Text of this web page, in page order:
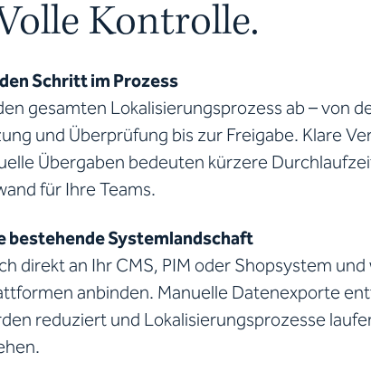
Kontrolle.
Schritt im Prozess
gesamten Lokalisierungsprozess ab – von
und Überprüfung bis zur Freigabe. Klare
Übergaben bedeuten kürzere
für Ihre Teams.
bestehende Systemlandschaft
direkt an Ihr CMS, PIM oder Shopsystem
anbinden. Manuelle Datenexporte
reduziert und Lokalisierungsprozesse